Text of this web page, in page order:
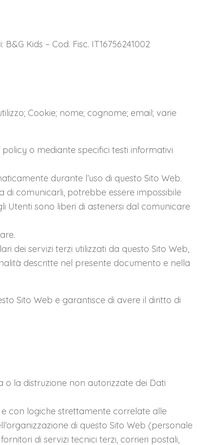
Kids – Cod. Fisc. IT16756241002
Cookie; nome; cognome; email; varie
o mediante specifici testi informativi
durante l’uso di questo Sito Web.
di comunicarli, potrebbe essere impossibile
Utenti sono liberi di astenersi dal comunicare
dei servizi terzi utilizzati da questo Sito Web,
descritte nel presente documento e nella
Sito Web e garantisce di avere il diritto di
o la distruzione non autorizzate dei Dati
con logiche strettamente correlate alle
di questo Sito Web (personale
di servizi tecnici terzi, corrieri postali,